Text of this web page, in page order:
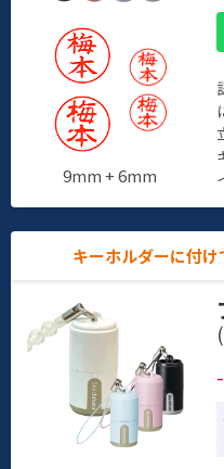
9mm + 6mm
キーホルダーに付け
(